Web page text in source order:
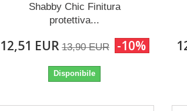
Shabby Chic Finitura
protettiva...
12,51 EUR 13,90 EUR -10%
Disponibile